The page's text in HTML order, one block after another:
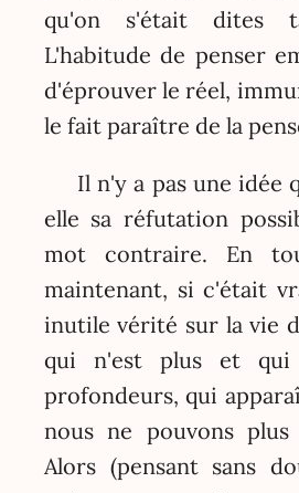
qu'on s'était dites
L'habitude de penser
d'éprouver le réel,
le fait paraître de la
Il n'y a pas une idée
elle sa réfutation
mot contraire. En
maintenant, si c'était
inutile vérité sur la vie
qui n'est plus et qui
profondeurs, qui
nous ne pouvons
Alors (pensant sans